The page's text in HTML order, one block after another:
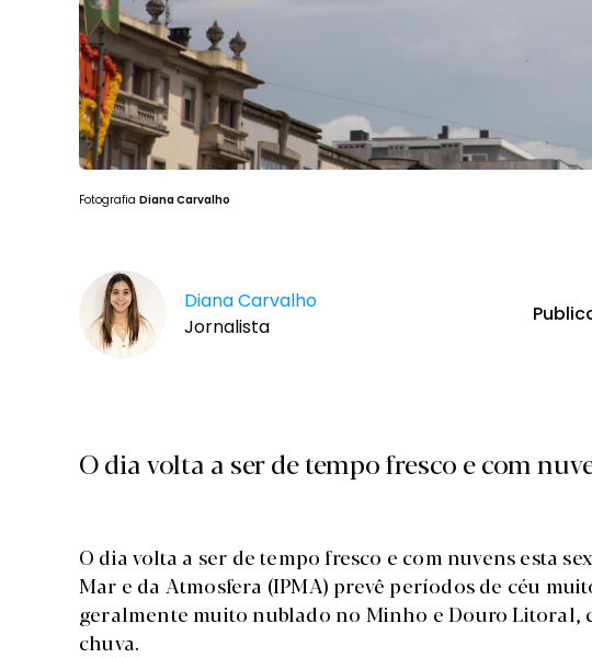
Fotografia Diana Carvalho
Diana Carvalho
Jornalista
O dia volta a ser de tempo fresco e com
O dia volta a ser de tempo fresco e com nuvens esta
Mar e da Atmosfera (IPMA) prevê períodos de céu
geralmente muito nublado no Minho e Douro Litoral,
chuva.